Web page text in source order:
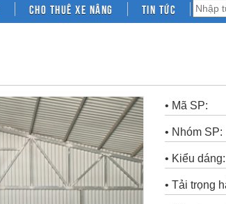
Cho thuê xe nâng Tin tức
• Mã SP:
• Nhóm SP:
• Kiểu dáng:
• Tải trọng